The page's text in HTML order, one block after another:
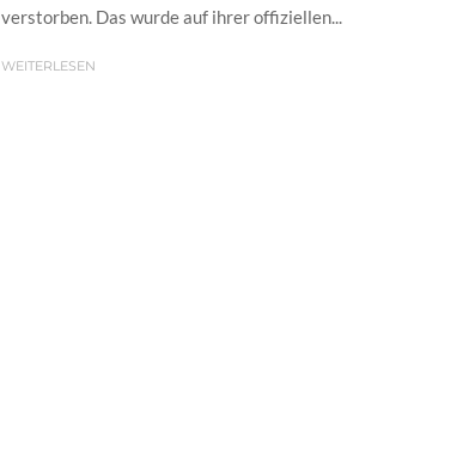
verstorben. Das wurde auf ihrer offiziellen...
WEITERLESEN